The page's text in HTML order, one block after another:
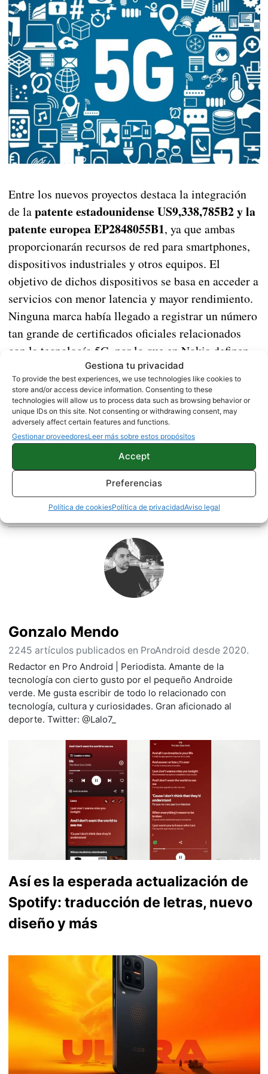
Gestiona tu privacidad
To provide the best experiences, we use technologies like cookies to
store and/or access device information. Consenting to these
technologies will allow us to process data such as browsing behavior or
unique IDs on this site. Not consenting or withdrawing consent, may
adversely affect certain features and functions.
Gestionar proveedoresLeer más sobre estos propósitos
Accept
Preferencias
Política de cookiesPolítica de privacidadAviso legal
Entre los nuevos proyectos destaca la integración
de lapatente estadounidense US9,338,785B2 y la
patente europea EP2848055B1, ya que ambas
proporcionarán recursos de red para smartphones,
dispositivos industriales y otros equipos. El
objetivo de dichos dispositivos se basa en acceder a
servicios con menor latencia y mayor rendimiento.
Ninguna marca había llegado a registrar un número
tan grande de certificados oficiales relacionados
con la tecnología 5G, por lo que en Nokia definen
como «una de las carteras de patentes más
importantes del sector».
Fuente |ETT
Sobre este autor
Gonzalo Mendo
2245 artículos publicados en ProAndroid desde 2020.
Redactor en Pro Android | Periodista. Amante de la
tecnología con cierto gusto por el pequeño Androide
verde. Me gusta escribir de todo lo relacionado con
tecnología, cultura y curiosidades. Gran aficionado al
deporte. Twitter: @Lalo7_
Así es la esperada actualización de
Spotify: traducción de letras, nuevo
diseño y más